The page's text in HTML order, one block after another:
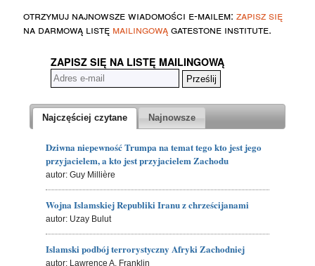
otrzymuj najnowsze wiadomości e-mailem: zapisz się
na darmową listę mailingowągatestone institute.
ZAPISZ SIĘ NA LISTĘ MAILINGOWĄ
Najczęściej czytane Najnowsze
Dziwna niepewność Trumpa na temat tego kto jest jego
przyjacielem, a kto jest przyjacielem Zachodu
autor: Guy Millière
Wojna Islamskiej Republiki Iranu z chrześcijanami
autor: Uzay Bulut
Islamski podbój terrorystyczny Afryki Zachodniej
autor: Lawrence A. Franklin